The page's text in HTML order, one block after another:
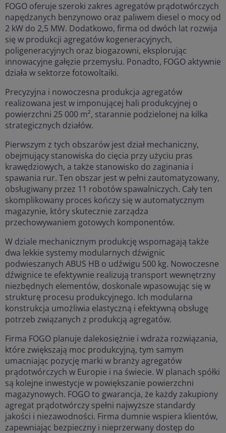
FOGO oferuje szeroki zakres agregatów prądotwórczych
napędzanych benzynowo oraz paliwem diesel o mocy od
2 kW do 2,5 MW. Dodatkowo, firma od dwóch lat rozwija
się w produkcji agregatów kogeneracyjnych,
poligeneracyjnych oraz biogazowni, eksplorując
innowacyjne gałęzie przemysłu. Ponadto, FOGO aktywnie
działa w sektorze fotowoltaiki.
Precyzyjna i nowoczesna produkcja agregatów
realizowana jest w imponującej hali produkcyjnej o
powierzchni 25 000 m², starannie podzielonej na kilka
strategicznych działów.
Pierwszym z tych obszarów jest dział mechaniczny,
obejmujący stanowiska do cięcia przy użyciu pras
krawędziowych, a także stanowisko do zaginania i
spawania rur. Ten obszar jest w pełni zautomatyzowany,
obsługiwany przez 11 robotów spawalniczych. Cały ten
skomplikowany proces kończy się w automatycznym
magazynie, który skutecznie zarządza
przechowywaniem gotowych komponentów.
W dziale mechanicznym produkcję wspomagają także
dwa lekkie systemy modularnych dźwignic
podwieszanych ABUS HB o udźwigu 500 kg. Nowoczesne
dźwignice te efektywnie realizują transport wewnętrzny
niezbędnych elementów, doskonale wpasowując się w
strukturę procesu produkcyjnego. Ich modularna
konstrukcja umożliwia elastyczną i efektywną obsługę
potrzeb związanych z produkcją agregatów.
Firma FOGO planuje dalekosiężnie i wdraża rozwiązania,
które zwiększają moc produkcyjną, tym samym
umacniając pozycję marki w branży agregatów
prądotwórczych w Europie i na świecie. W planach spółki
są kolejne inwestycje w powiększanie powierzchni
magazynowych. FOGO to gwarancja, że każdy zakupiony
agregat prądotwórczy spełni najwyższe standardy
jakości i niezawodności. Firma dumnie wspiera klientów,
zapewniając bezpieczny i nieprzerwany dostęp do